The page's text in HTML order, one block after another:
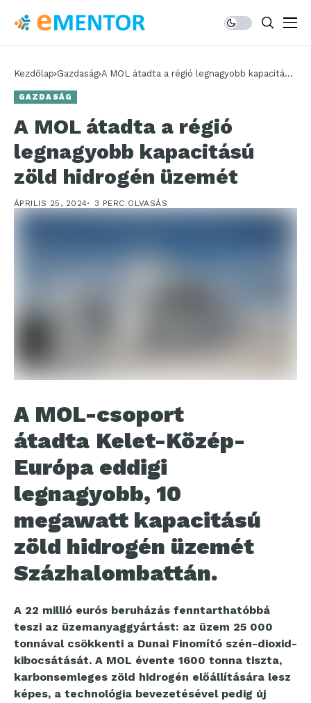
Kezdőlap Gazdaság A MOL átadta a régió legnagyobb kapacitású
GAZDASÁG
A MOL átadta a régió
legnagyobb kapacitású
zöld hidrogén üzemét
ÁPRILIS 25, 2024 3 PERC OLVASÁS
A MOL-csoport
átadta Kelet-Közép-
Európa eddigi
legnagyobb, 10
megawatt kapacitású
zöld hidrogén üzemét
Százhalombattán.
A 22 millió eurós beruházás fenntarthatóbbá
teszi az üzemanyaggyártást: az üzem 25 000
tonnával csökkenti a Dunai Finomító szén-dioxid-
kibocsátását. A MOL évente 1600 tonna tiszta,
karbonsemleges zöld hidrogén előállítására lesz
képes, a technológia bevezetésével pedig új